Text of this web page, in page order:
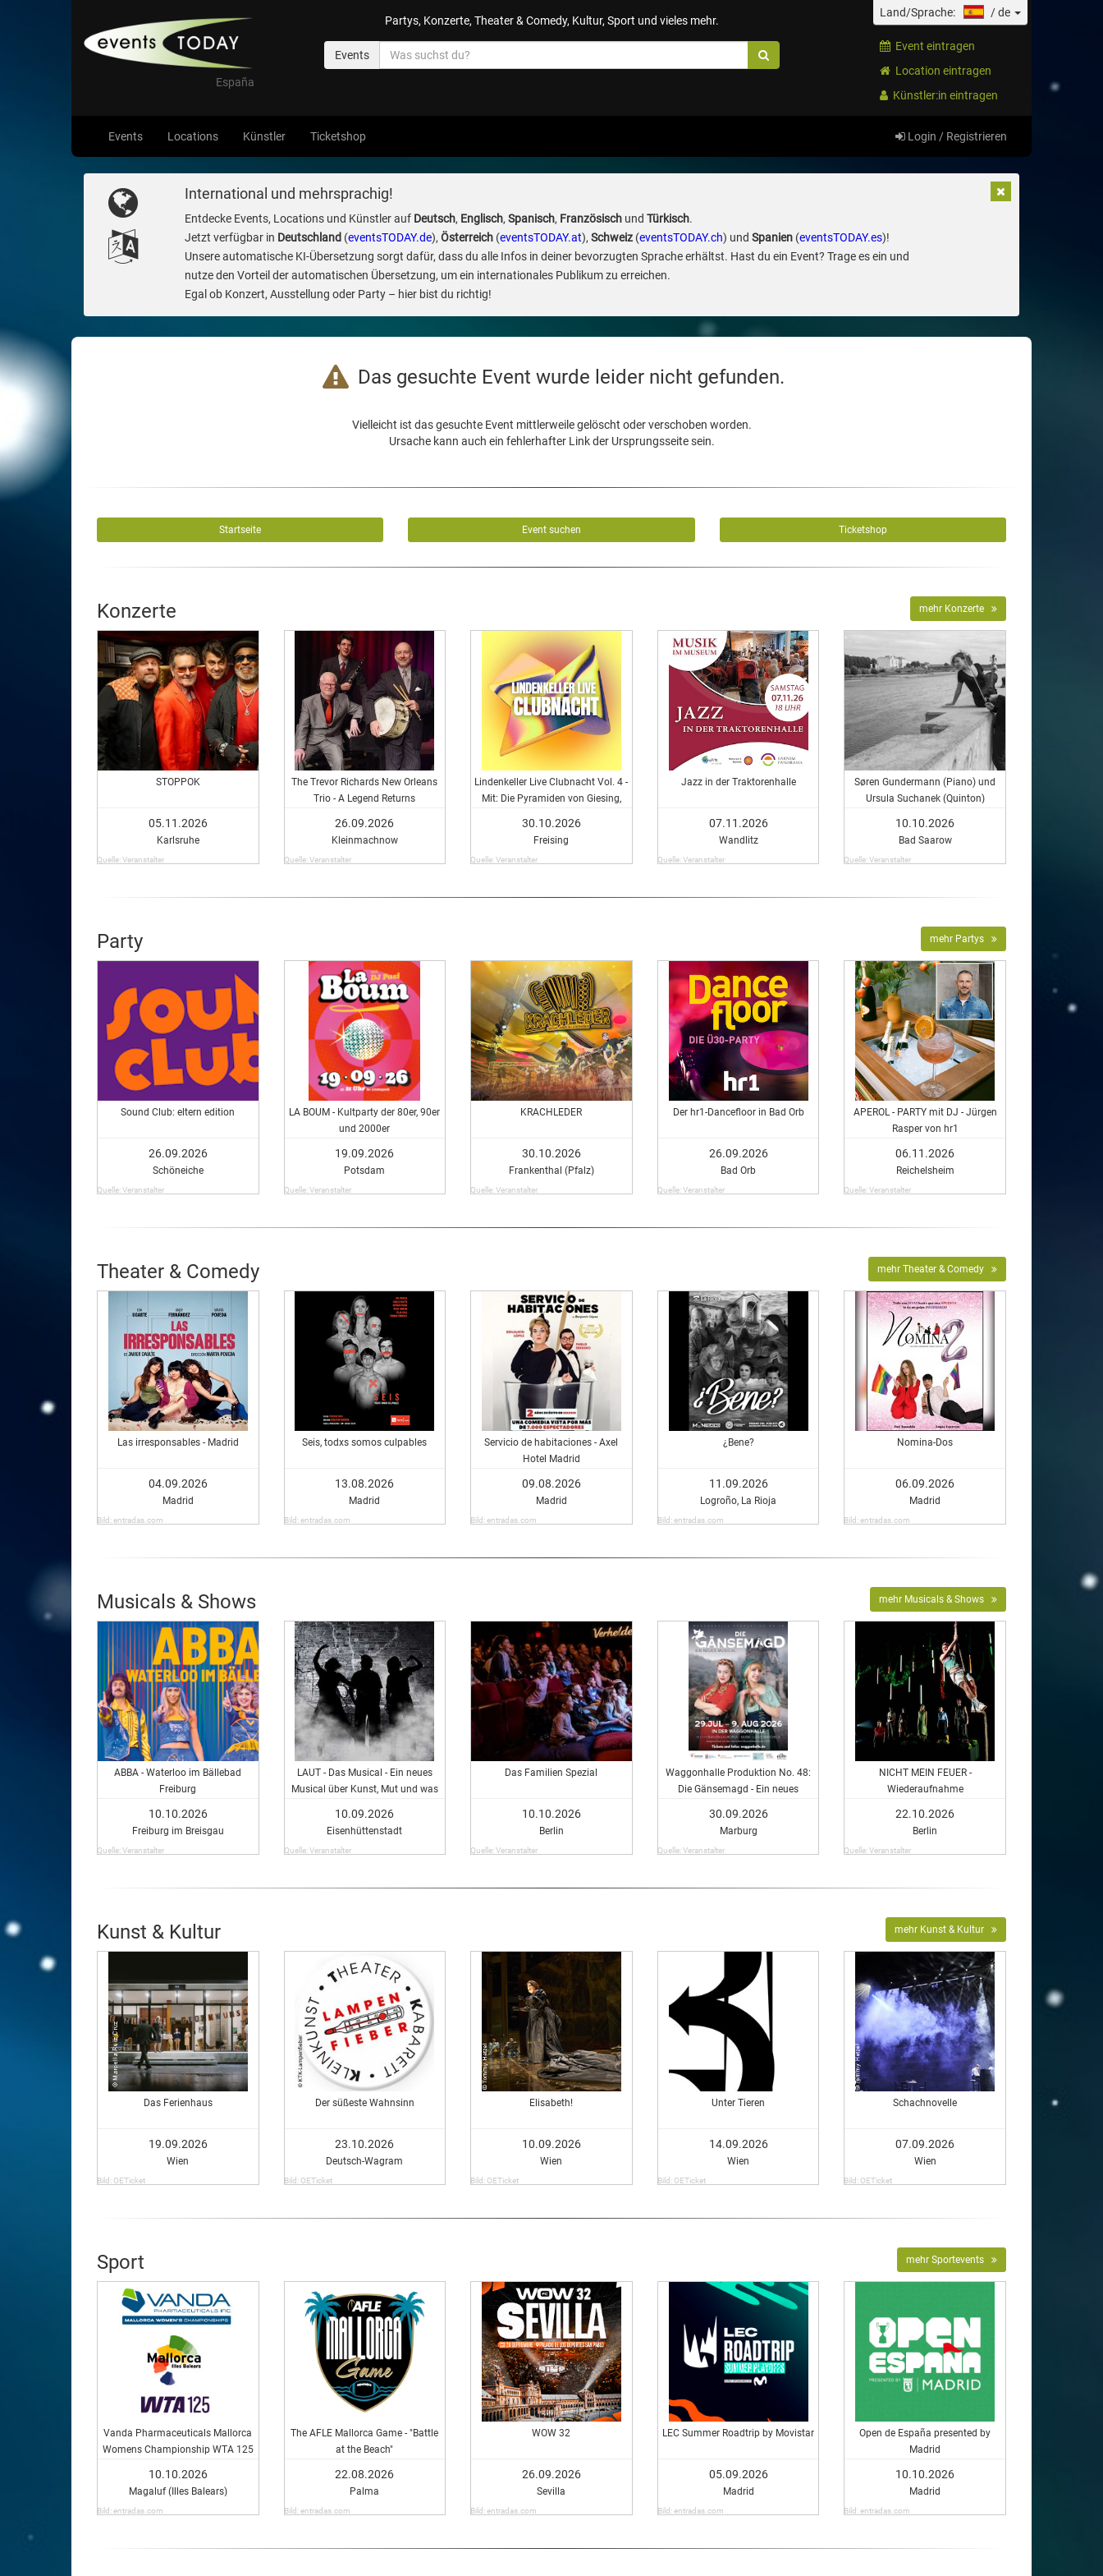
España
Partys, Konzerte, Theater & Comedy, Kultur, Sport und vieles mehr.
Events
Land/Sprache: /de
Event eintragen
Location eintragen
Künstler:in eintragen
Events Locations Künstler Ticketshop Login / Registrieren
International und mehrsprachig!
Entdecke Events, Locations und Künstler auf Deutsch, Englisch, Spanisch, Französischund Türkisch.
Jetzt verfügbar in Deutschland (eventsTODAY.de), Österreich(eventsTODAY.at), Schweiz(eventsTODAY.ch) und Spanien(eventsTODAY.es)!
Unsere automatische KI-Übersetzung sorgt dafür, dass du alle Infos in deiner bevorzugten Sprache erhältst. Hast du ein Event? Trage es ein und
nutze den Vorteil der automatischen Übersetzung, um ein internationales Publikum zu erreichen.
Egal ob Konzert, Ausstellung oder Party – hier bist du richtig!
Das gesuchte Event wurde leider nicht gefunden.
Vielleicht ist das gesuchte Event mittlerweile gelöscht oder verschoben worden.
Ursache kann auch ein fehlerhafter Link der Ursprungsseite sein.
Startseite Event suchen Ticketshop
Konzerte mehr Konzerte
STOPPOK
05.11.2026
Karlsruhe
Quelle: Veranstalter
The Trevor Richards New Orleans
Trio - A Legend Returns
26.09.2026
Kleinmachnow
Quelle: Veranstalter
Lindenkeller Live Clubnacht Vol. 4 -
Mit: Die Pyramiden von Giesing,
Aelem7
30.10.2026
Freising
Quelle: Veranstalter
Jazz in der Traktorenhalle
07.11.2026
Wandlitz
Quelle: Veranstalter
Søren Gundermann (Piano) und
Ursula Suchanek (Quinton)
10.10.2026
Bad Saarow
Quelle: Veranstalter
Party mehr Partys
Sound Club: eltern edition
26.09.2026
Schöneiche
Quelle: Veranstalter
LA BOUM - Kultparty der 80er, 90er
und 2000er
19.09.2026
Potsdam
Quelle: Veranstalter
KRACHLEDER
30.10.2026
Frankenthal (Pfalz)
Quelle: Veranstalter
Der hr1-Dancefloor in Bad Orb
26.09.2026
Bad Orb
Quelle: Veranstalter
APEROL - PARTY mit DJ - Jürgen
Rasper von hr1
06.11.2026
Reichelsheim
Quelle: Veranstalter
Theater & Comedy mehr Theater & Comedy
Las irresponsables - Madrid
04.09.2026
Madrid
Bild: entradas.com
Seis, todxs somos culpables
13.08.2026
Madrid
Bild: entradas.com
Servicio de habitaciones - Axel
Hotel Madrid
09.08.2026
Madrid
Bild: entradas.com
¿Bene?
11.09.2026
Logroño, La Rioja
Bild: entradas.com
Nomina-Dos
06.09.2026
Madrid
Bild: entradas.com
Musicals & Shows mehr Musicals & Shows
ABBA - Waterloo im Bällebad
Freiburg
10.10.2026
Freiburg im Breisgau
Quelle: Veranstalter
LAUT - Das Musical - Ein neues
Musical über Kunst, Mut und was
10.09.2026
Eisenhüttenstadt
Quelle: Veranstalter
Das Familien Spezial
10.10.2026
Berlin
Quelle: Veranstalter
Waggonhalle Produktion No. 48:
Die Gänsemagd - Ein neues
30.09.2026
Marburg
Quelle: Veranstalter
NICHT MEIN FEUER -
Wiederaufnahme
22.10.2026
Berlin
Quelle: Veranstalter
Kunst & Kultur mehr Kunst & Kultur
Das Ferienhaus
19.09.2026
Wien
Bild: OETicket
Der süßeste Wahnsinn
23.10.2026
Deutsch-Wagram
Bild: OETicket
Elisabeth!
10.09.2026
Wien
Bild: OETicket
Unter Tieren
14.09.2026
Wien
Bild: OETicket
Schachnovelle
07.09.2026
Wien
Bild: OETicket
Sport mehr Sportevents
Vanda Pharmaceuticals Mallorca
Womens Championship WTA 125
10.10.2026
Magaluf (Illes Balears)
Bild: entradas.com
The AFLE Mallorca Game - "Battle
at the Beach"
22.08.2026
Palma
Bild: entradas.com
WOW 32
26.09.2026
Sevilla
Bild: entradas.com
LEC Summer Roadtrip by Movistar
05.09.2026
Madrid
Bild: entradas.com
Open de España presented by
Madrid
10.10.2026
Madrid
Bild: entradas.com